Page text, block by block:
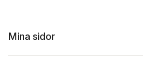
Mina sidor